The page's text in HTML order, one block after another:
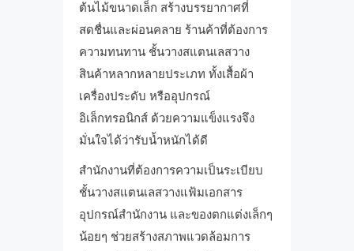
ต้นไม้ขนาดเล็ก สร้างบรรยากาศที่
สดชื่นและผ่อนคลาย ร้านค้าที่ต้องการ
ความทนทาน ชั้นวางสแตนเลสวาง
สินค้าหลากหลายประเภท ทั้งเสื้อผ้า
เครื่องประดับ หรืออุปกรณ์
อิเล็กทรอนิกส์ ด้วยความแข็งแรงจึง
มั่นใจได้ว่ารับน้ำหนักได้ดี
สำนักงานที่ต้องการความเป็นระเบียบ
ชั้นวางสแตนเลสวางแฟ้มเอกสาร
อุปกรณ์สำนักงาน และของตกแต่งเล็กๆ
น้อยๆ ช่วยสร้างสภาพแวดล้อมการ